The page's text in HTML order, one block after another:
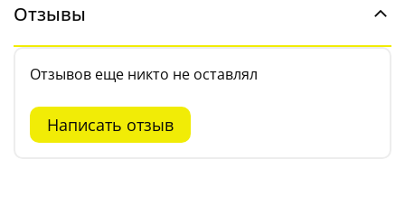
Отзывы
Отзывов еще никто не оставлял
Написать отзыв